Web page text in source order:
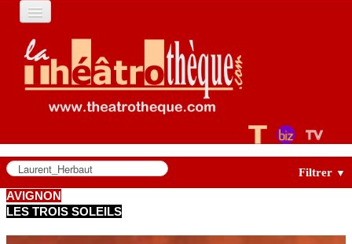
ACCUEIL
LES TEXTES
LES ANNONCES
LE CLUB
Filtrer ▼
AVIGNON
LES TROIS SOLEILS